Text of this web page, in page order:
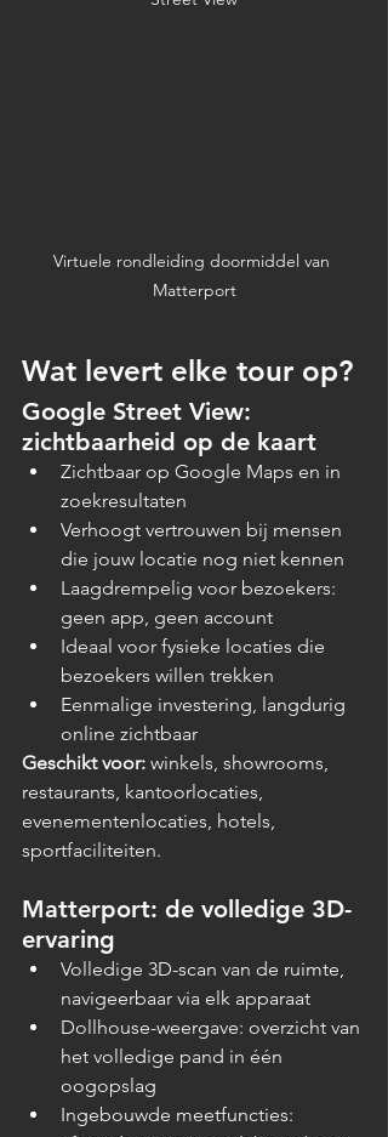
Virtuele rondleiding doormiddel van
Matterport
Wat levert elke tour op?
Google Street View:
zichtbaarheid op de kaart
Zichtbaar op Google Maps en in
zoekresultaten
Verhoogt vertrouwen bij mensen
die jouw locatie nog niet kennen
Laagdrempelig voor bezoekers:
geen app, geen account
Ideaal voor fysieke locaties die
bezoekers willen trekken
Eenmalige investering, langdurig
online zichtbaar
Geschikt voor: winkels, showrooms,
restaurants, kantoorlocaties,
evenementenlocaties, hotels,
sportfaciliteiten.
Matterport: de volledige 3D-
ervaring
Volledige 3D-scan van de ruimte,
navigeerbaar via elk apparaat
Dollhouse-weergave: overzicht van
het volledige pand in één
oogopslag
Ingebouwde meetfuncties: